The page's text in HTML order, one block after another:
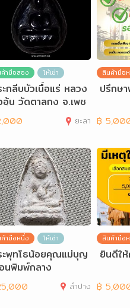
ามือสอง ให้เช่า
กลีบบัวเนื้อแร่ หลวง
น วัดตาลกง จ.เพช
ยะลา
สินค้ามือ
ปรึกษ
฿
ามือหนึ่ง ให้เช่า
พุทโธน้อยคุณแม่บุญ
นพิมพ์กลาง
ลำปาง
สินค้ามือ
ยินดีใ
฿